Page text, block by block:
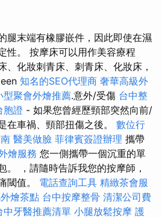
腿末端有橡膠嵌件，因此即使在濕
性。 按摩床可以用作美容療程
、化妝刺青床、刺青床、化妝床，
知名的SEO代理商 奢華高級外
型聚會外燴推薦.意外/受傷 台中整
胞證 - 如果您曾經歷頸部突然向前/
在車禍、頸部扭傷之後。 數位行
醫美做臉 菲律賓簽證辦理 攜帶
燴服務 您一側攜帶一個沉重的單
。 ，請隨時告訴我您的按摩師，
閾值。 電話查詢工具 精緻茶會服
燴茶點 台中按摩整骨 清潔公司費
中牙醫推薦清單 小腿放鬆按摩 護